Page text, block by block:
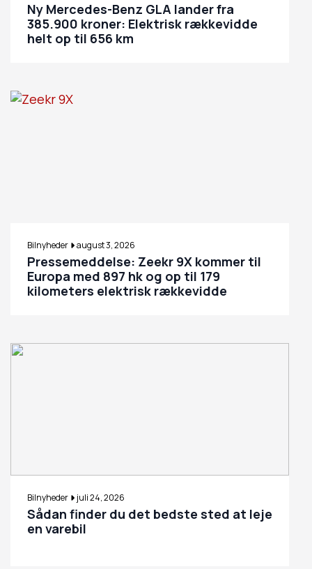
Ny Mercedes-Benz GLA lander fra
385.900 kroner: Elektrisk rækkevidde
helt op til 656 km
Bilnyheder august 3, 2026
Pressemeddelse: Zeekr 9X kommer til
Europa med 897 hk og op til 179
kilometers elektrisk rækkevidde
Bilnyheder juli 24, 2026
Sådan finder du det bedste sted at leje
en varebil